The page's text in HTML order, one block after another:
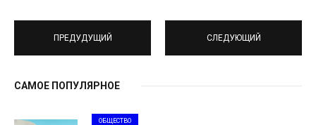
ПРЕДУДУЩИЙ СЛЕДУЮЩИЙ
САМОЕ ПОПУЛЯРНОЕ
ОБЩЕСТВО